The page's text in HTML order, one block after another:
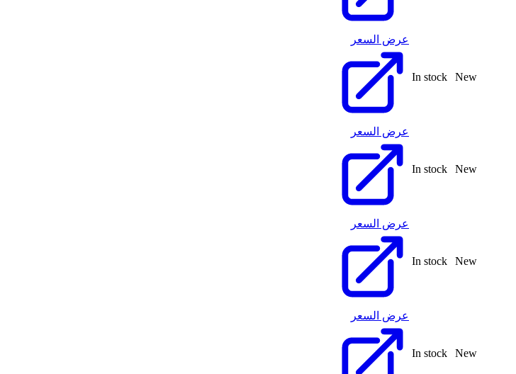
New
In stock
عرض السعر
New
In stock
عرض السعر
New
In stock
عرض السعر
New
In stock
عرض السعر